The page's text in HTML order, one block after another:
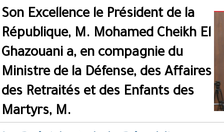
Son Excellence le Président de la
République, M. Mohamed Cheikh El
Ghazouani a, en compagnie du
Ministre de la Défense, des Affaires
des Retraités et des Enfants des
Martyrs, M.